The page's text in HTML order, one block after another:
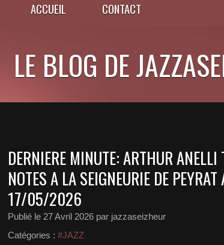
ACCUEIL CONTACT
LE BLOG DE
DERNIERE MINUTE: ARTHUR
NOTES A LA SEIGNEURIE DE
17/05/2026
Publié le 27 Avril 2026 par jazzaseizheur
Catégories : #JAZZ